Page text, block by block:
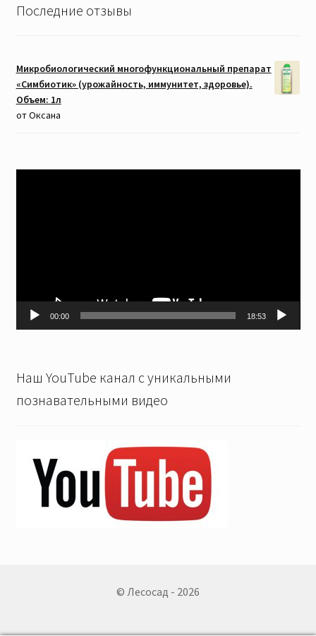
Последние отзывы
Микробиологический многофункциональный препарат
«Симбиотик» (урожайность, иммунитет, здоровье).
Объем: 1л
от Оксана
00:00 18:53
Наш YouTube канал с уникальными
познавательными видео
© Лесосад - 2026